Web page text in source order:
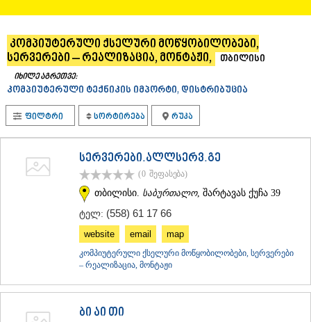
ᲝᲖᲣᲠᲒᲔᲗᲘ
ᲩᲝᲮᲐᲢᲐᲣᲠᲘ
ᲣᲠᲔᲙᲘ
ᲘᲛᲔᲠᲔᲗᲘ
ᲑᲐᲦᲓᲐᲗᲘ
ᲕᲐᲜᲘ
ᲖᲔᲡᲢᲐᲤᲝᲜᲘ
ᲡᲐᲩᲮᲔᲠᲔ
ᲢᲧᲘᲑᲣᲚᲘ
ᲗᲔᲚᲐᲕᲘ
კომპიუტერული ქსელური მოწყობილობები,
სერვერები – რეალიზაცია, მონტაჟი,
თბილისი
იხილე აგრეთვე:
კომპიუტერული ტექნიკის იმპორტი, დისტრიბუცია
ფილტრი სორტირება რუკა
სერვერები.ალლსერვ.გე
(0 შეფასება)
თბილისი. საბურთალო, შარტავას ქუჩა 39
ტელ: (558) 61 17 66
website email map
კომპიუტერული ქსელური მოწყობილობები, სერვერები
– რეალიზაცია, მონტაჟი
ბი აი თი